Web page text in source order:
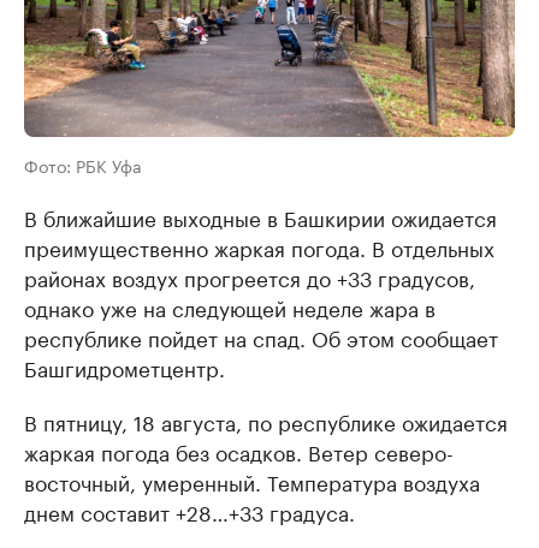
Фото: РБК Уфа
В ближайшие выходные в Башкирии ожидается
преимущественно жаркая погода. В отдельных
районах воздух прогреется до +33 градусов,
однако уже на следующей неделе жара в
республике пойдет на спад. Об этом сообщает
Башгидрометцентр.
В пятницу, 18 августа, по республике ожидается
жаркая погода без осадков. Ветер северо-
восточный, умеренный. Температура воздуха
днем составит +28…+33 градуса.